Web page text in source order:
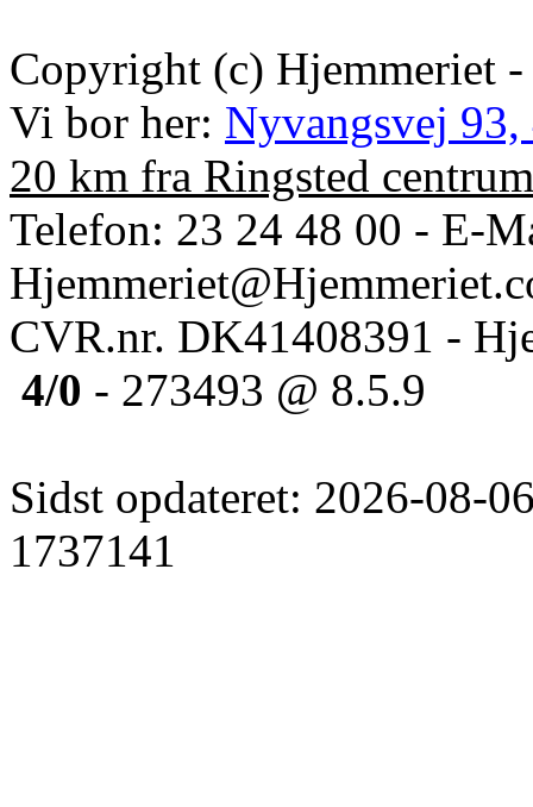
Copyright (c) Hjemmeriet
Vi bor her: Nyvangsvej
20 km fra Ringsted centrum
Telefon: 23 24 48 00 - E-
CVR.nr. DK41408391 -
4/0 - 273493 @ 8.5.9
Sidst opdateret: 2026-08-
1737141